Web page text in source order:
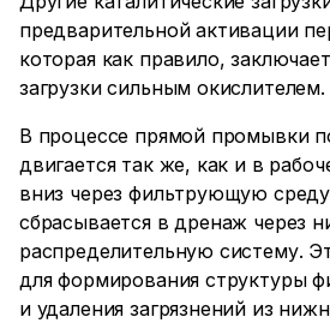
предварительной активации
которая как правило,
загрузки сильным окислителем.
В процессе прямой промывки
двигается так же, как и в
вниз через фильтрующую
сбрасывается в дренаж через
распределительную систему.
для формирования структуры
и удаления загрязнений из